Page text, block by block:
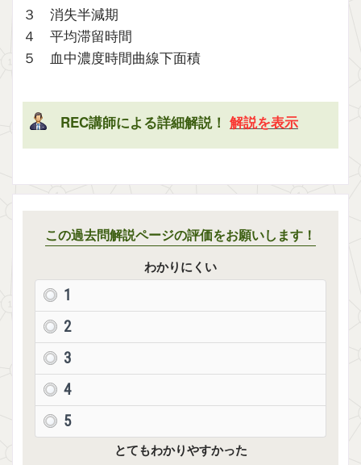
３ 消失半減期
４ 平均滞留時間
５ 血中濃度時間曲線下面積
REC講師による詳細解説！ 解説を表示
この過去問解説ページの評価をお願いします！
わかりにくい
1
2
3
4
5
とてもわかりやすかった